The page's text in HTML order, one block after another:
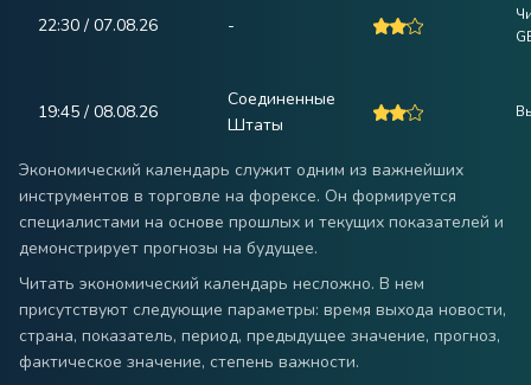
22:30 / 07.08.26 -
19:45 / 08.08.26
Соединенные
Штаты
Экономический календарь служит одним из важнейших
инструментов в торговле на форексе. Он формируется
специалистами на основе прошлых и текущих показателей и
демонстрирует прогнозы на будущее.
Читать экономический календарь несложно. В нем
присутствуют следующие параметры: время выхода новости,
страна, показатель, период, предыдущее значение, прогноз,
фактическое значение, степень важности.